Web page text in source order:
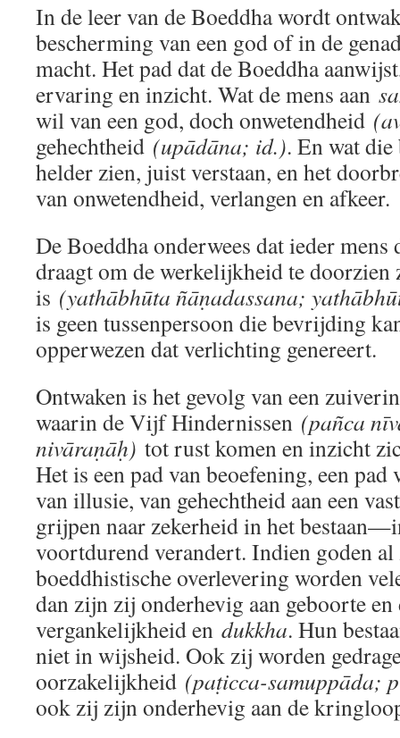
In de leer van de Boeddha wordt
bescherming van een god of in de
macht. Het pad dat de Boeddha
ervaring en inzicht. Wat de mens aan
wil van een god, doch onwetendheid
gehechtheid (upādāna; id.). En wat
helder zien, juist verstaan, en het
van onwetendheid, verlangen en afkeer.
De Boeddha onderwees dat ieder
draagt om de werkelijkheid te doorzien
is (yathābhūta ñāṇadassana;
is geen tussenpersoon die bevrijding
opperwezen dat verlichting genereert.
Ontwaken is het gevolg van een
waarin de Vijf Hindernissen (pañca
nivāraṇāḥ) tot rust komen en inzicht
Het is een pad van beoefening, een
van illusie, van gehechtheid aan een
grijpen naar zekerheid in het
voortdurend verandert. Indien goden
boeddhistische overlevering worden
dan zijn zij onderhevig aan geboorte en
vergankelijkheid en dukkha. Hun
niet in wijsheid. Ook zij worden
oorzakelijkheid (paṭicca-samuppāda;
ook zij zijn onderhevig aan de